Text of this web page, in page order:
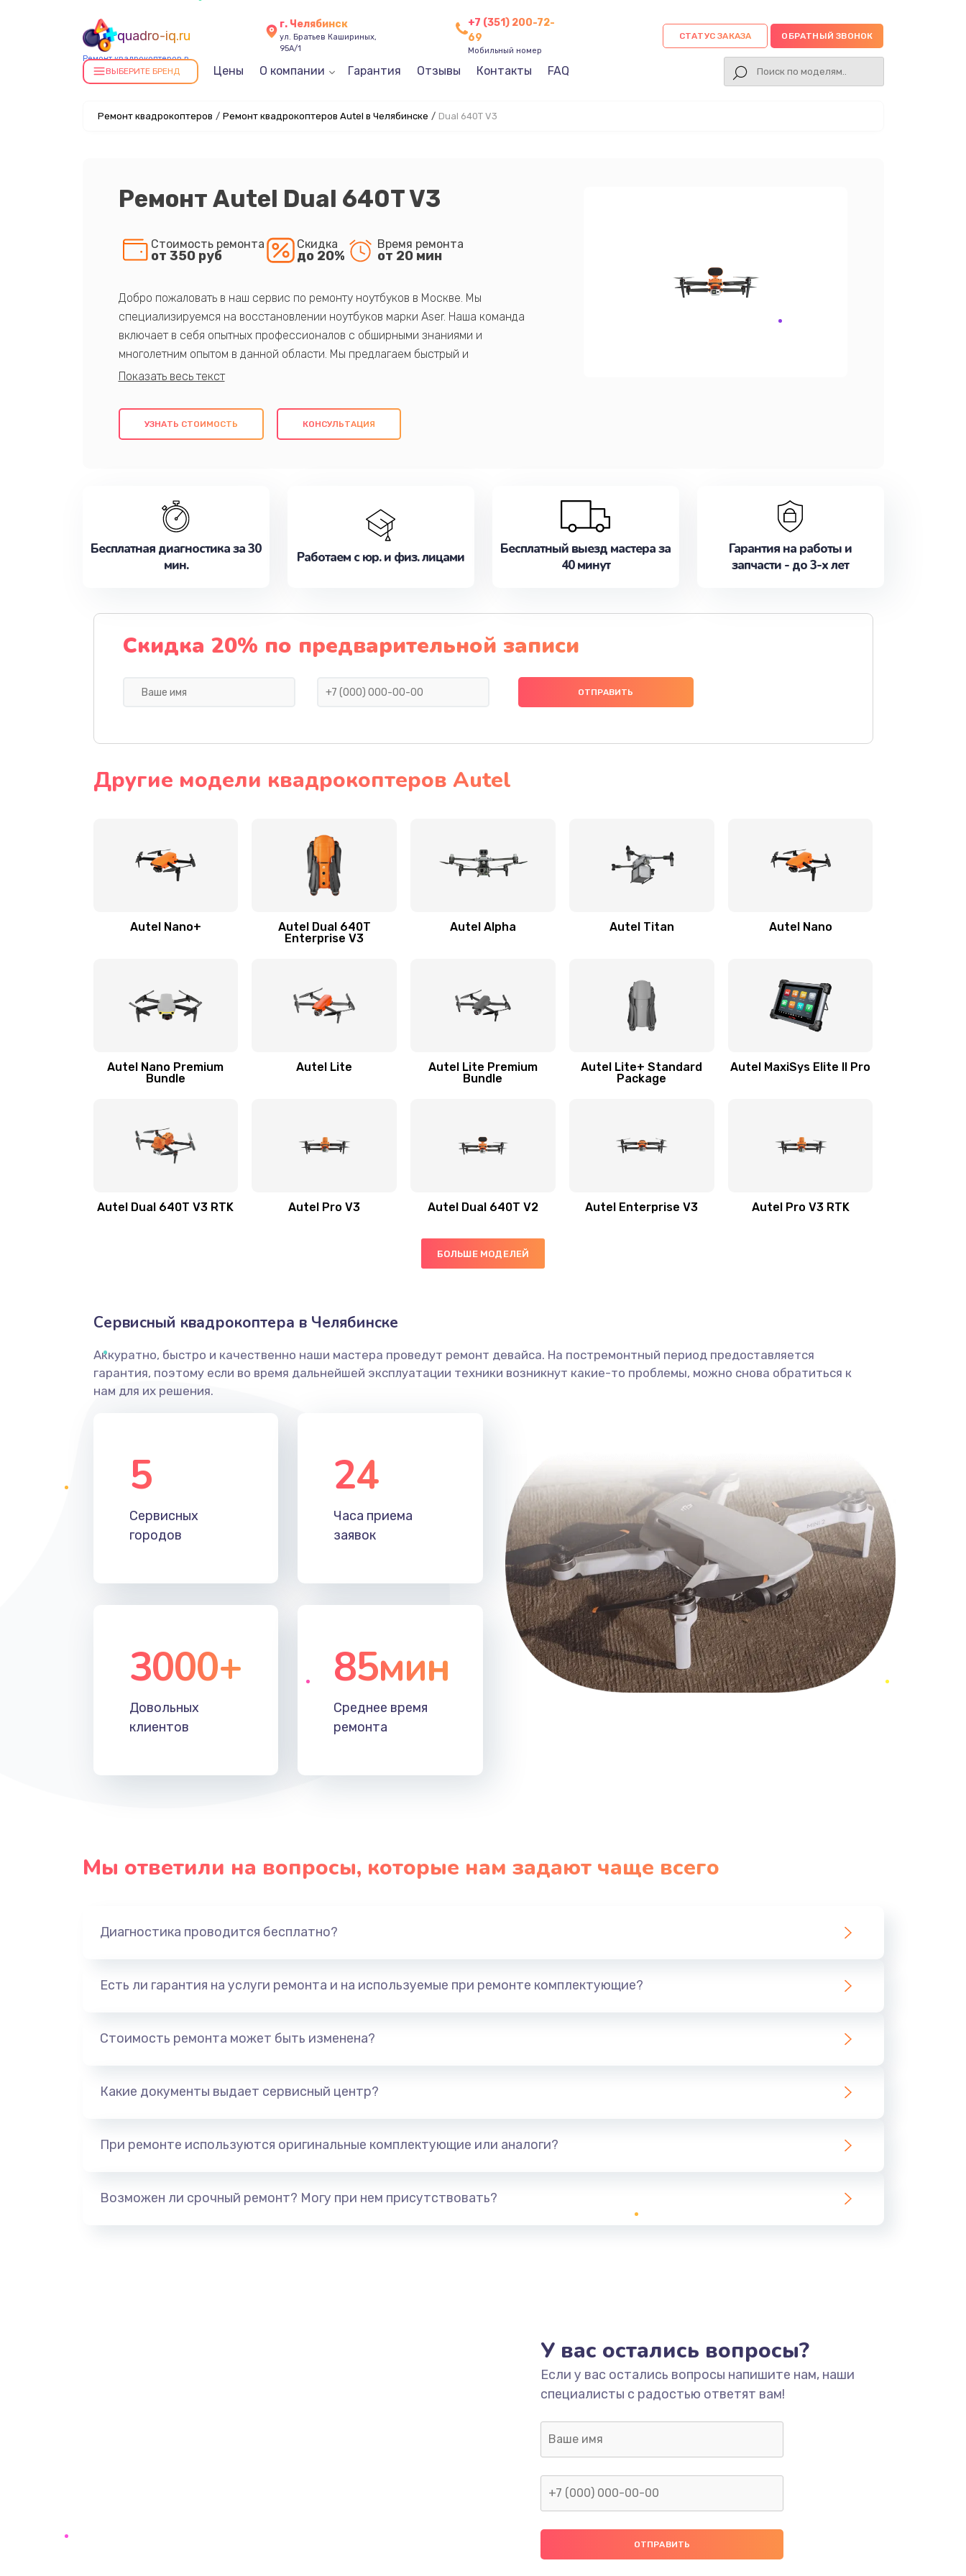
quadro-iq.ru
Ремонт квадрокоптеров в
Челябинске
г. Челябинск
ул. Братьев Кашириных,
95А/1
+7 (351) 200-72-
69
Мобильный номер
СТАТУС ЗАКАЗА ОБРАТНЫЙ ЗВОНОК
ВЫБЕРИТЕ БРЕНД Цены О компании Гарантия Отзывы Контакты FAQ
Ремонт квадрокоптеров / Ремонт квадрокоптеров Autel в Челябинске / Dual 640T V3
Ремонт Autel Dual 640T V3
Стоимость ремонта
от 350 руб
Скидка
до 20%
Время ремонта
от 20 мин
Добро пожаловать в наш сервис по ремонту ноутбуков в Москве. Мы
специализируемся на восстановлении ноутбуков марки Aser. Наша команда
включает в себя опытных профессионалов с обширными знаниями и
многолетним опытом в данной области. Мы предлагаем быстрый и
качественный ремонт с использованием оригинальных компонентов, а также
клиентам надежное и профессиональное обслуживание, удовлетворяя их
потребности наилучшим образом. Не медлите записаться на ремонт уже
УЗНАТЬ СТОИМОСТЬ КОНСУЛЬТАЦИЯ
Бесплатная диагностика за 30
мин.
Работаем с юр. и физ. лицами
Бесплатный выезд мастера за
40 минут
Гарантия на работы и
запчасти - до 3-х лет
Скидка 20% по предварительной записи
Другие модели квадрокоптеров Autel
Autel Nano+
Autel Dual 640T
Enterprise V3
Autel Alpha Autel Titan Autel Nano
Autel Nano Premium
Bundle
Autel Lite
Autel Lite Premium
Bundle
Autel Lite+ Standard
Package
Autel MaxiSys Elite II Pro
Autel Dual 640T V3 RTK Autel Pro V3 Autel Dual 640T V2 Autel Enterprise V3 Autel Pro V3 RTK
БОЛЬШЕ МОДЕЛЕЙ
Сервисный квадрокоптера в Челябинске
Аккуратно, быстро и качественно наши мастера проведут ремонт девайса. На постремонтный период предоставляется
гарантия, поэтому если во время дальнейшей эксплуатации техники возникнут какие-то проблемы, можно снова обратиться к
нам для их решения.
5
Сервисных
городов
24
Часа приема
заявок
3000+
Довольных
клиентов
85мин
Среднее время
ремонта
Мы ответили на вопросы, которые нам задают чаще всего
Диагностика проводится бесплатно?
Есть ли гарантия на услуги ремонта и на используемые при ремонте комплектующие?
Стоимость ремонта может быть изменена?
Какие документы выдает сервисный центр?
При ремонте используются оригинальные комплектующие или аналоги?
Возможен ли срочный ремонт? Могу при нем присутствовать?
У вас остались вопросы?
Если у вас остались вопросы напишите нам, наши
специалисты с радостью ответят вам!